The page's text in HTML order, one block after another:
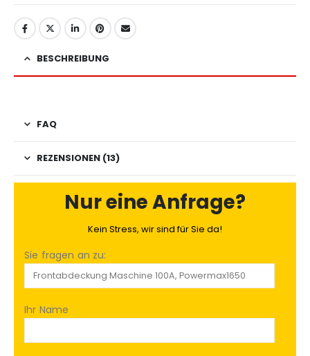
BESCHREIBUNG
FAQ
REZENSIONEN (13)
Nur eine Anfrage?
Kein Stress, wir sind für Sie da!
Sie fragen an zu:
Ihr Name